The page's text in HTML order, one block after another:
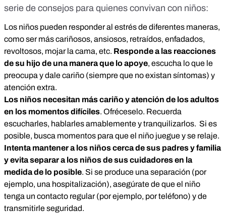
serie de consejos para quienes convivan con niños:
Los niños pueden responder al estrés de diferentes maneras,
como ser más cariñosos, ansiosos, retraídos, enfadados,
revoltosos, mojar la cama, etc. Responde a las reacciones
de su hijo de una manera que lo apoye, escucha lo que le
preocupa y dale cariño (siempre que no existan síntomas) y
atención extra.
Los niños necesitan más cariño y atención de los adultos
en los momentos difíciles. Ofréceselo. Recuerda
escucharles, hablarles amablemente y tranquilizarlos. Si es
posible, busca momentos para que el niño juegue y se relaje.
Intenta mantener a los niños cerca de sus padres y familia
y evita separar a los niños de sus cuidadores en la
medida de lo posible. Si se produce una separación (por
ejemplo, una hospitalización), asegúrate de que el niño
tenga un contacto regular (por ejemplo, por teléfono) y de
transmitirle seguridad.